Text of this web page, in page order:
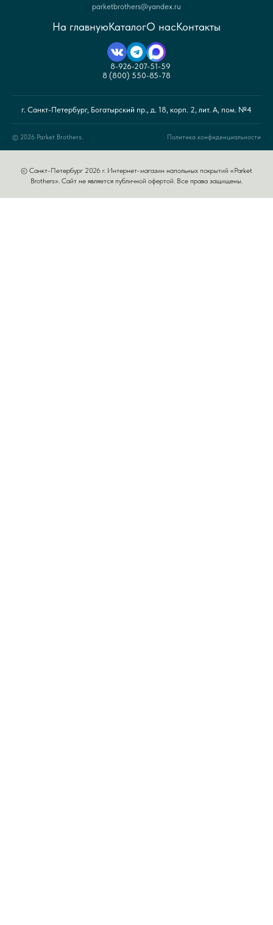
parketbrothers@yandex.ru
На главнуюКаталогО насКонтакты
8-926-207-51-59
8 (800) 550-85-78
г. Санкт-Петербург, Богатырский пр., д. 18, корп. 2, лит. А, пом. №4
© 2026 Parket Brothers. Политика конфиденциальности
© Санкт-Петербург 2026 г. Интернет-магазин напольных покрытий «Parket
Brothers». Сайт не является публичной офертой. Все права защищены.